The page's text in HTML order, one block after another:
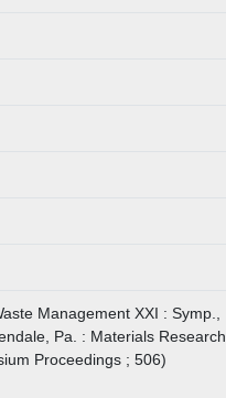
Management XXI : Symp.,
Pa. : Materials Research
Proceedings ; 506)